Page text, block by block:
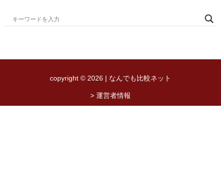
copyright © 2026 | なんでも比較ネット
> 運営者情報